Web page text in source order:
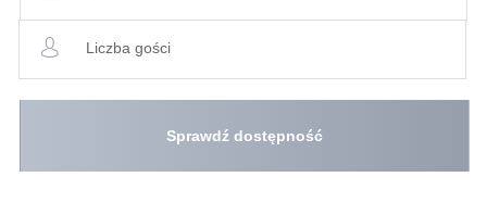
Liczba gości
Sprawdź dostępność